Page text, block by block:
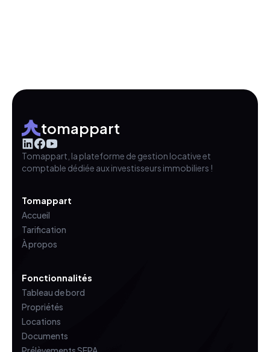
tomappart
Tomappart, la plateforme de gestion locative et
comptable dédiée aux investisseurs immobiliers !
Tomappart
Accueil
Tarification
À propos
Fonctionnalités
Tableau de bord
Propriétés
Locations
Documents